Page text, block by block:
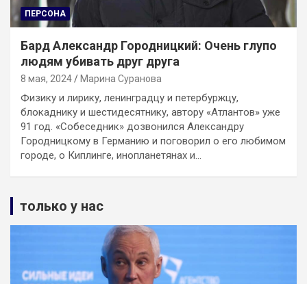
ПЕРСОНА
Бард Александр Городницкий: Очень глупо
людям убивать друг друга
8 мая, 2024 Марина Суранова
Физику и лирику, ленинградцу и петербуржцу,
блокаднику и шестидесятнику, автору «Атлантов» уже
91 год. «Собеседник» дозвонился Александру
Городницкому в Германию и поговорил о его любимом
городе, о Киплинге, инопланетянах и…
только у нас